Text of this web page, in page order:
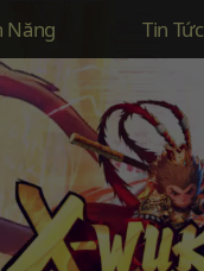
Năng Tin Tức